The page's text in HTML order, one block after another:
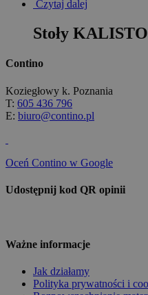
Czytaj dalej
Stoły KALISTO
Contino
Koziegłowy k. Poznania
T: 605 436 796
E: biuro@contino.pl
Oceń Contino w Google
Udostępnij kod QR opinii
Ważne informacje
Jak działamy
Polityka prywatności i